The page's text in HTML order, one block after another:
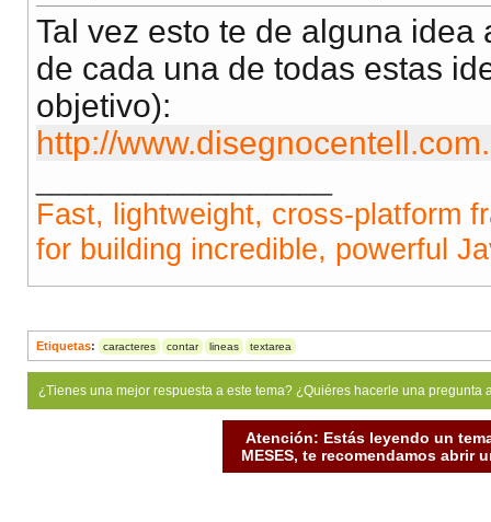
Tal vez esto te de alguna
de cada una de todas estas
objetivo):
http://
Fast, lightweight, cross-platform
for building incredible, powerful
Etiquetas: caracteres contar lineas textarea
¿Tienes una mejor respuesta a este tema? ¿Quiéres hacerle una
Atención: Estás leyendo un
MESES, te recomendamos abrir